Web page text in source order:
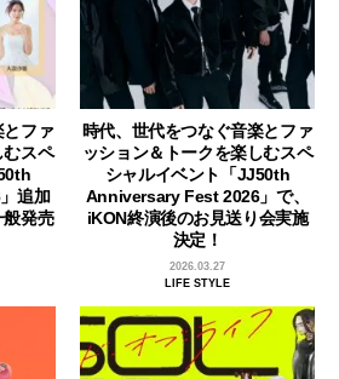
とファ
むスペ
追加
般発売
時代、世代をつなぐ音楽とファ
ッション＆トークを楽しむスペ
シャルイベント「JJ50th
Anniversary Fest 2026」で、
iKON終演後のお見送り会実施
決定！
2026.03.27
LIFE STYLE